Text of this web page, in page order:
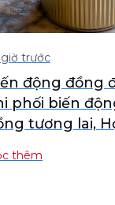
giờ trước
động đồng
phối biến
tương lai,
trên SHFE
thêm